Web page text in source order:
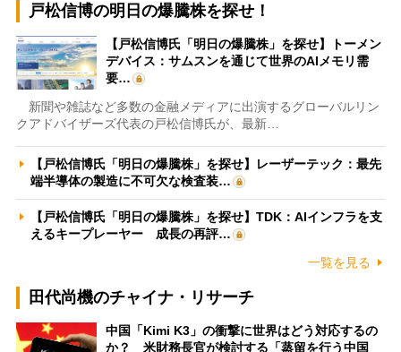
戸松信博の明日の爆騰株を探せ！
【戸松信博氏「明日の爆騰株」を探せ】トーメン
デバイス：サムスンを通じて世界のAIメモリ需
要…
新聞や雑誌など多数の金融メディアに出演するグローバルリン
クアドバイザーズ代表の戸松信博氏が、最新…
【戸松信博氏「明日の爆騰株」を探せ】レーザーテック：最先
端半導体の製造に不可欠な検査装…
【戸松信博氏「明日の爆騰株」を探せ】TDK：AIインフラを支
えるキープレーヤー 成長の再評…
一覧を見る
田代尚機のチャイナ・リサーチ
中国「Kimi K3」の衝撃に世界はどう対応するの
か？ 米財務長官が検討する「蒸留を行う中国